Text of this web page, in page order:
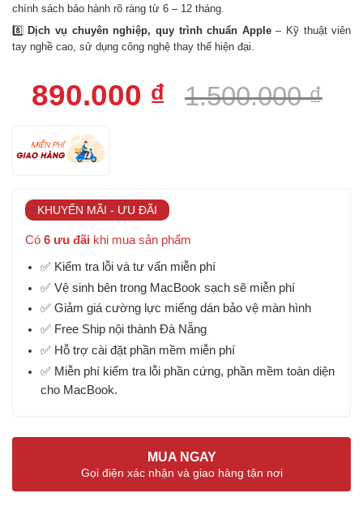
chính sách bảo hành rõ ràng từ 6 – 12 tháng.
8️⃣Dịch vụ chuyên nghiệp, quy trình chuẩn Apple– Kỹ thuật viên
tay nghề cao, sử dụng công nghệ thay thế hiện đại.
1.500.000₫
Giá
890.000 ₫ Giá
KHUYẾN MÃI - ƯU ĐÃI
Có 6 ưu đãi khi mua sản phẩm
✅ Kiểm tra lỗi và tư vấn miễn phí
✅ Vệ sinh bên trong MacBook sạch sẽ miễn phí
✅ Giảm giá cường lực miếng dán bảo vệ màn hình
✅ Free Ship nội thành Đà Nẵng
✅ Hỗ trợ cài đặt phần mềm miễn phí
✅ Miễn phí kiểm tra lỗi phần cứng, phần mềm toàn diện
cho MacBook.
MUA NGAY
Gọi điện xác nhận và giao hàng tận nơi